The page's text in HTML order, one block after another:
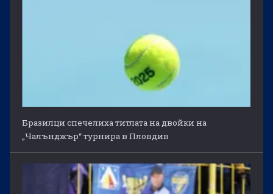
Бразилци спечелиха титлата на двойки на
„Чалънджър“ турнира в Пловдив